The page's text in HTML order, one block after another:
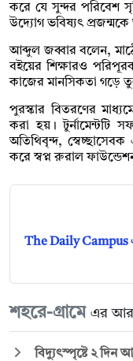
করে যে সুন্দর পরিবেশ
উদ্যোগ ভবিষ্যৎ
আব্দুল জব্বার বলেন,
বইয়ের শিক্ষারও
কাজের মানসিকতা গড়ে
পুরস্কার বিতরণের
করা হয়। টুর্নামেন্টটি
অতিথিবৃন্দ,
করে স্বপ্ন রুরাল
The Daily Campus
শহরে-গ্রামে এর
বিদ্যুৎস্পৃষ্টে ২ দিন